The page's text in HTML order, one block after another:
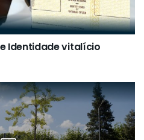
Identidade vitalício